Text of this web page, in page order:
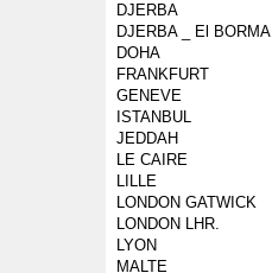
DJERBA
DJERBA _ El BORMA
DOHA
FRANKFURT
GENEVE
ISTANBUL
JEDDAH
LE CAIRE
LILLE
LONDON GATWICK
LONDON LHR.
LYON
MALTE